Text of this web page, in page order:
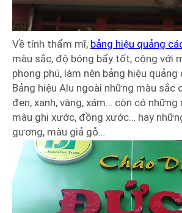
Về tính thẩm mĩ, bảng hiệu quảng
màu sắc, độ bóng bẩy tốt, cộng với
phong phú, làm nên bảng hiệu quảng
Bảng hiệu Alu ngoài những màu sắc
đen, xanh, vàng, xám… còn có
màu ghi xước, đồng xước… hay
gương, màu giả gỗ…